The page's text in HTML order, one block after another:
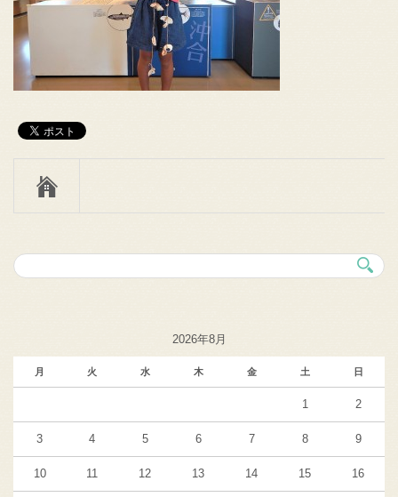
2026年8月
月 火 水 木 金 土 日
1 2
3 4 5 6 7 8 9
10 11 12 13 14 15 16